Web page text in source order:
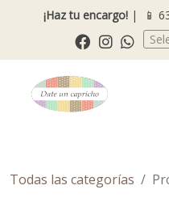
¡Haz tu encargo!| 📱
Todas las categorías